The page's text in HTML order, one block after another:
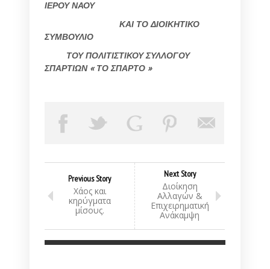
ΙΕΡΟΥ ΝΑΟΥ
ΚΑΙ ΤΟ ΔΙΟΙΚΗΤΙΚΟ
ΣΥΜΒΟΥΛΙΟ
ΤΟΥ ΠΟΛΙΤΙΣΤΙΚΟΥ ΣΥΛΛΟΓΟΥ
ΣΠΑΡΤΙΩΝ « ΤΟ ΣΠΑΡΤΟ »
Previous Story
Χάος και
κηρύγματα
μίσους.
Next Story
Διοίκηση
Αλλαγών &
Επιχειρηματική
Ανάκαμψη